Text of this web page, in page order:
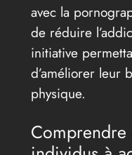
avec la
de réduire
initiative
d’améliorer leur
physique.